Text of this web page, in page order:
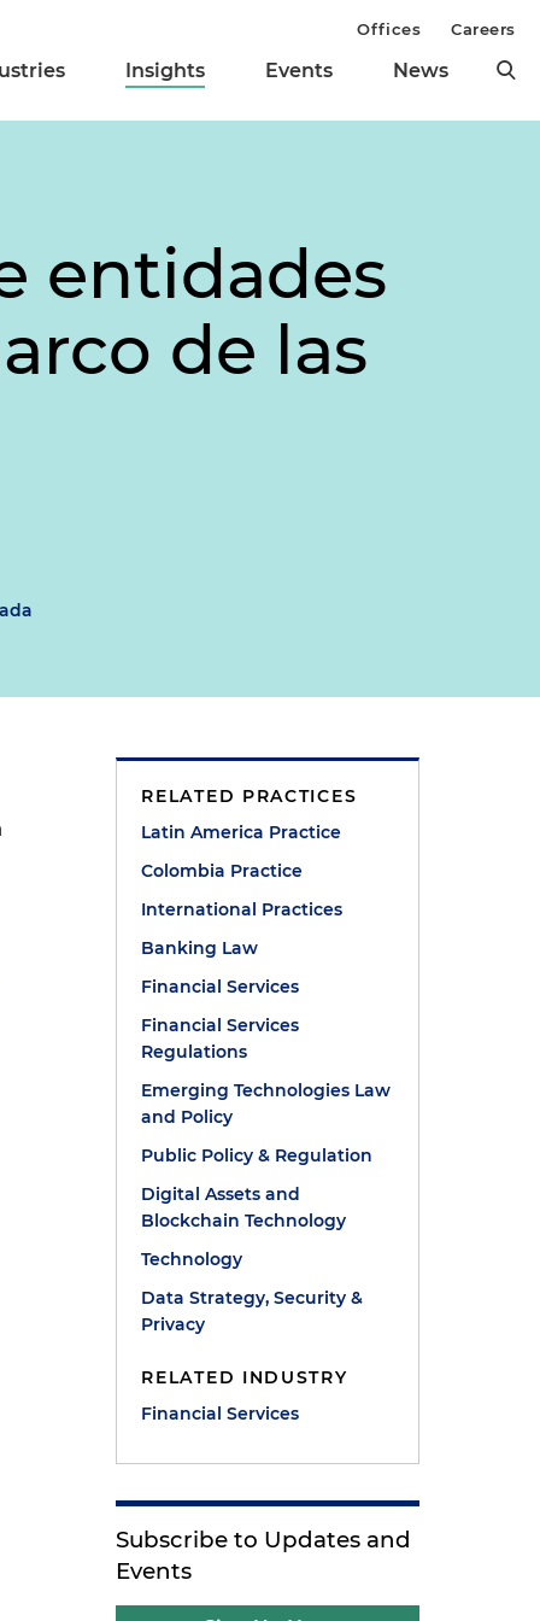
Insights Events News
Offices Careers
entidades
de las
RELATED PRACTICES
Latin America Practice
Colombia Practice
International Practices
Banking Law
Financial Services
Financial Services
Regulations
Emerging Technologies Law
and Policy
Public Policy & Regulation
Digital Assets and
Blockchain Technology
Technology
Data Strategy, Security &
Privacy
RELATED INDUSTRY
Financial Services
Subscribe to Updates and
Events